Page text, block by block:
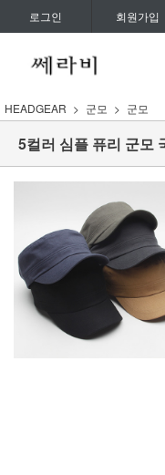
로그인 회원가입
HEADGEAR 군모 군모
5컬러 심플 퓨리 군모